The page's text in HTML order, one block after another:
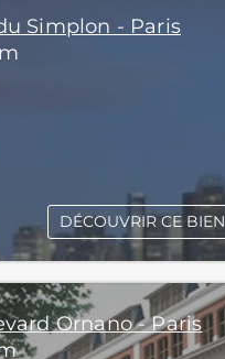
Simplon - Paris
DÉCOUVRIR CE BIEN
Ornano - Paris